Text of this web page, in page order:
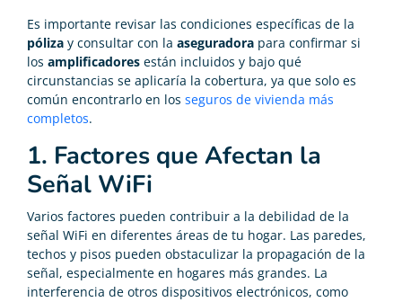
Es importante revisar las condiciones específicas de la
póliza y consultar con la aseguradora para confirmar si
los amplificadores están incluidos y bajo qué
circunstancias se aplicaría la cobertura, ya que solo es
común encontrarlo en los seguros de vivienda más
completos.
1. Factores que Afectan la
Señal WiFi
Varios factores pueden contribuir a la debilidad de la
señal WiFi en diferentes áreas de tu hogar. Las paredes,
techos y pisos pueden obstaculizar la propagación de la
señal, especialmente en hogares más grandes. La
interferencia de otros dispositivos electrónicos, como